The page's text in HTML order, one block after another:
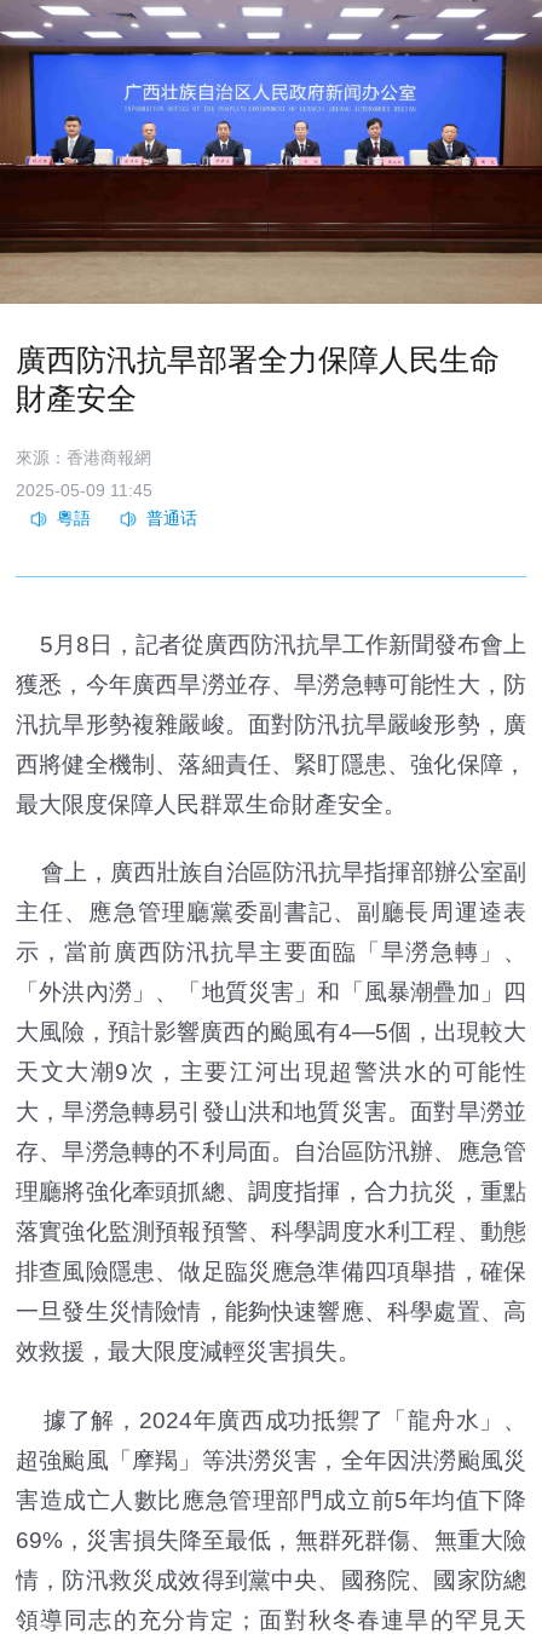
廣西防汛抗旱部署全力保障人民生命
財產安全
來源：香港商報網
2025-05-09 11:45
5月8日，記者從廣西防汛抗旱工作新聞發布會上
獲悉，今年廣西旱澇並存、旱澇急轉可能性大，防
汛抗旱形勢複雜嚴峻。面對防汛抗旱嚴峻形勢，廣
西將健全機制、落細責任、緊盯隱患、強化保障，
最大限度保障人民群眾生命財產安全。
會上，廣西壯族自治區防汛抗旱指揮部辦公室副
主任、應急管理廳黨委副書記、副廳長周運逵表
示，當前廣西防汛抗旱主要面臨「旱澇急轉」、
「外洪內澇」、「地質災害」和「風暴潮疊加」四
大風險，預計影響廣西的颱風有4—5個，出現較大
天文大潮9次，主要江河出現超警洪水的可能性
大，旱澇急轉易引發山洪和地質災害。面對旱澇並
存、旱澇急轉的不利局面。自治區防汛辦、應急管
理廳將強化牽頭抓總、調度指揮，合力抗災，重點
落實強化監測預報預警、科學調度水利工程、動態
排查風險隱患、做足臨災應急準備四項舉措，確保
一旦發生災情險情，能夠快速響應、科學處置、高
效救援，最大限度減輕災害損失。
據了解，2024年廣西成功抵禦了「龍舟水」、
超強颱風「摩羯」等洪澇災害，全年因洪澇颱風災
害造成亡人數比應急管理部門成立前5年均值下降
69%，災害損失降至最低，無群死群傷、無重大險
情，防汛救災成效得到黨中央、國務院、國家防總
領導同志的充分肯定；面對秋冬春連旱的罕見天